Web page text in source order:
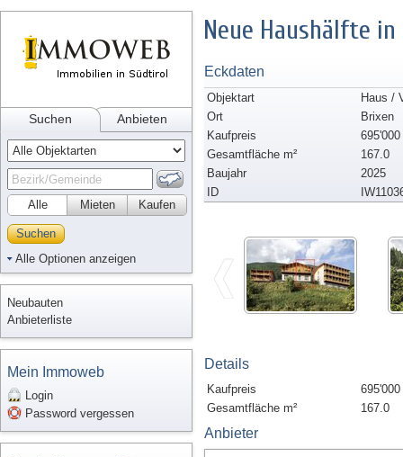
Suchen Anbieten
Alle Kaufen
Mieten
Suchen
Alle Optionen anzeigen
Neubauten
Anbieterliste
Mein Immoweb
Login
Password vergessen
Neue Haushälfte
Eckdaten
Objektart
Haus /
Ort
Brixen
Kaufpreis
695'000
Gesamtfläche m²
167.0
Baujahr
2025
ID
Details
Kaufpreis
695'000
Gesamtfläche m²
167.0
Anbieter